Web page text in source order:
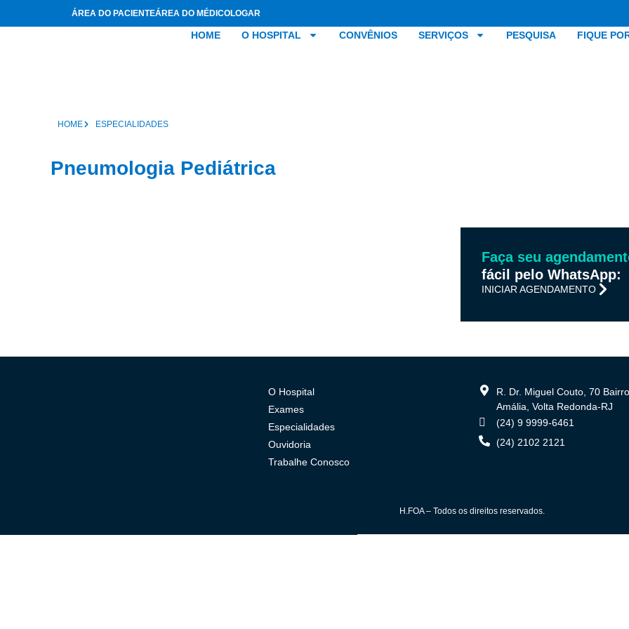
ÁREA DO PACIENTEÁREA DO MÉDICOLOGAR
HOME O HOSPITAL CONVÊNIOS SERVIÇOS PESQUISA FIQUE
HOME ESPECIALIDADES
Pneumologia Pediátrica
Faça seu
fácil pelo WhatsApp:
INICIAR AGENDAMENTO
O Hospital
Exames
Especialidades
Ouvidoria
Trabalhe Conosco
R. Dr. Miguel Couto, 70
Amália, Volta Redonda-RJ
(24) 9 9999-6461
(24) 2102 2121
H.FOA – Todos os direitos reservados.